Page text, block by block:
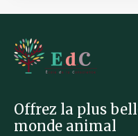
Offrez la plus
monde animal